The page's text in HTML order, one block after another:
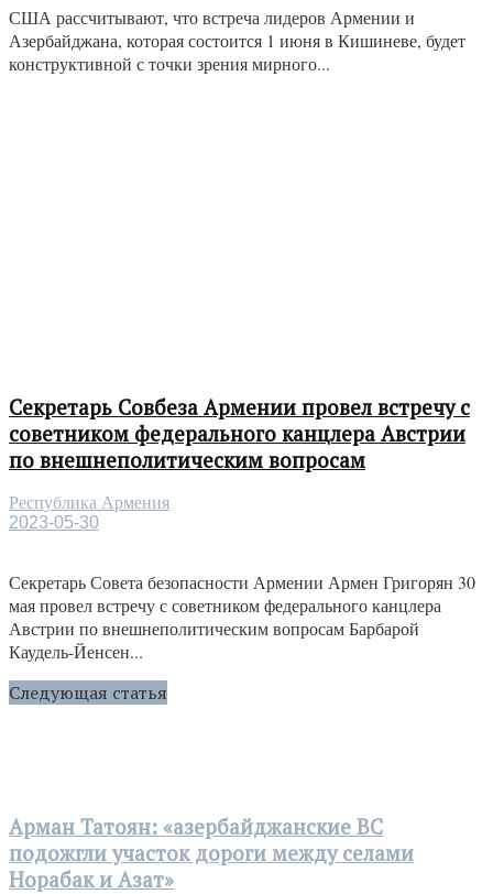
США рассчитывают, что встреча лидеров Армении и
Азербайджана, которая состоится 1 июня в Кишиневе, будет
конструктивной с точки зрения мирного...
Секретарь Совбеза Армении провел встречу с
советником федерального канцлера Австрии
по внешнеполитическим вопросам
Республика Армения
2023-05-30
Секретарь Совета безопасности Армении Армен Григорян 30
мая провел встречу с советником федерального канцлера
Австрии по внешнеполитическим вопросам Барбарой
Каудель-Йенсен...
Следующая статья
Арман Татоян: «азербайджанские ВС
подожгли участок дороги между селами
Норабак и Азат»